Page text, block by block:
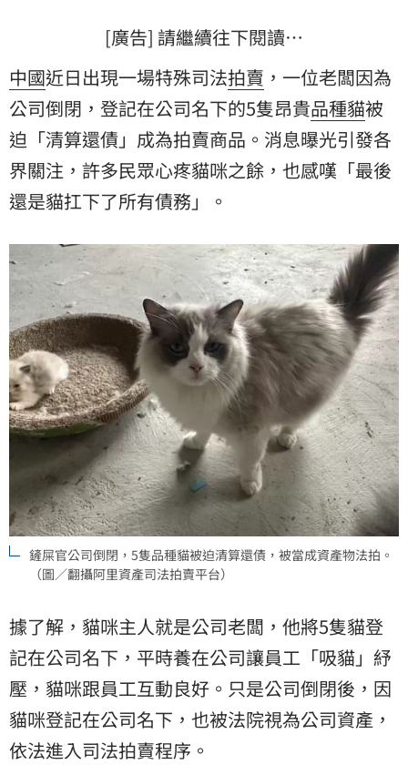
[廣告] 請繼續往下閱讀…
中國近日出現一場特殊司法拍賣 ，一位老闆因為
公司倒閉 ，登記在公司名下的5隻昂貴品種貓被
迫「清算還債」成為拍賣商品。消息曝光引發各
界關注，許多民眾心疼貓咪之餘，也感嘆「最後
還是貓扛下了所有債務」。
鏟屎官公司倒閉，5隻品種貓被迫清算還債，被當成資產物法拍。
（圖／翻攝阿里資產司法拍賣平台）
據了解，貓咪主人就是公司老闆，他將5隻貓登
記在公司名下，平時養在公司讓員工「吸貓」紓
壓，貓咪跟員工互動良好。只是公司倒閉後，因
貓咪登記在公司名下，也被法院視為公司資產，
依法進入司法拍賣程序。